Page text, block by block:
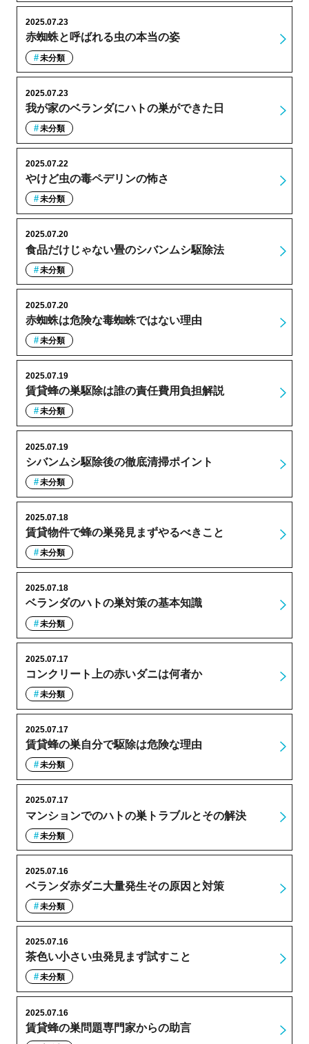
赤蜘蛛と呼ばれる虫の本当の姿
2025.07.23
未分類
我が家のベランダにハトの巣ができた日
2025.07.23
未分類
やけど虫の毒ペデリンの怖さ
2025.07.22
未分類
食品だけじゃない畳のシバンムシ駆除法
2025.07.20
未分類
赤蜘蛛は危険な毒蜘蛛ではない理由
2025.07.20
未分類
賃貸蜂の巣駆除は誰の責任費用負担解説
2025.07.19
未分類
シバンムシ駆除後の徹底清掃ポイント
2025.07.19
未分類
賃貸物件で蜂の巣発見まずやるべきこと
2025.07.18
未分類
ベランダのハトの巣対策の基本知識
2025.07.18
未分類
コンクリート上の赤いダニは何者か
2025.07.17
未分類
賃貸蜂の巣自分で駆除は危険な理由
2025.07.17
未分類
マンションでのハトの巣トラブルとその解決
2025.07.17
未分類
ベランダ赤ダニ大量発生その原因と対策
2025.07.16
未分類
茶色い小さい虫発見まず試すこと
2025.07.16
未分類
賃貸蜂の巣問題専門家からの助言
2025.07.16